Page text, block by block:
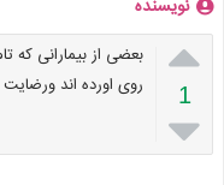
نویسنده

1

بعضی از بیمارانی که
روی اورده اند ورضایت